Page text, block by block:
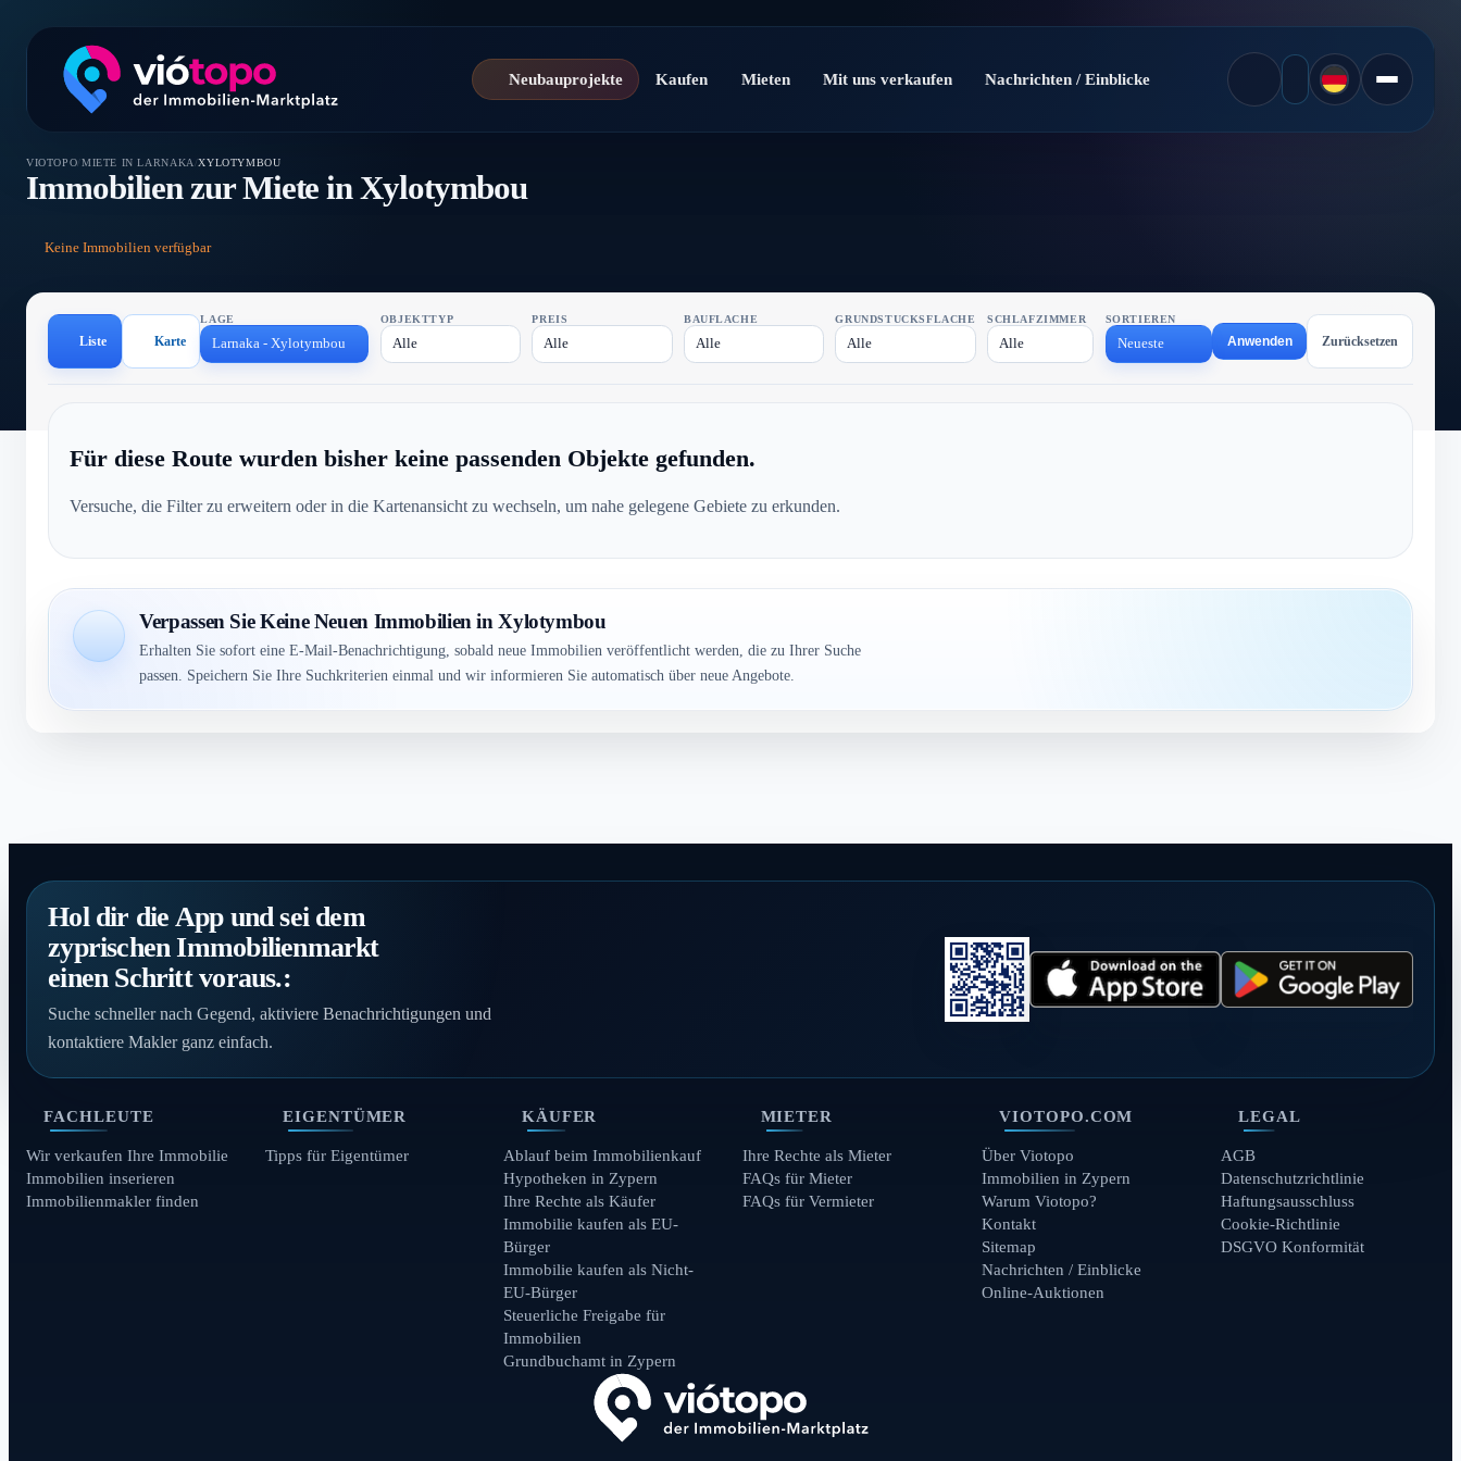
Neubauprojekte Kaufen Mieten Mit uns verkaufen Nachrichten / Einblicke
VIOTOPO/MIETE IN LARNAKA/XYLOTYMBOU
Immobilien zur Miete in Xylotymbou
Keine Immobilien verfügbar
Liste Karte
LAGE
Larnaka - Xylotymbou
OBJEKTTYP
Alle
PREIS
Alle
BAUFLÄCHE
Alle
GRUNDSTÜCKSFLÄCHE
Alle
SCHLAFZIMMER
Alle
SORTIEREN
Neueste Anwenden Zurücksetzen
Für diese Route wurden bisher keine passenden Objekte gefunden.
Versuche, die Filter zu erweitern oder in die Kartenansicht zu wechseln, um nahe gelegene Gebiete zu erkunden.
Verpassen Sie Keine Neuen Immobilien in Xylotymbou
Erhalten Sie sofort eine E-Mail-Benachrichtigung, sobald neue Immobilien veröffentlicht werden, die zu Ihrer Suche
passen. Speichern Sie Ihre Suchkriterien einmal und wir informieren Sie automatisch über neue Angebote.
Hol dir die App und sei dem
zyprischen Immobilienmarkt
einen Schritt voraus.:
Suche schneller nach Gegend, aktiviere Benachrichtigungen und
kontaktiere Makler ganz einfach.
FACHLEUTE
Wir verkaufen Ihre Immobilie
Immobilien inserieren
Immobilienmakler finden
EIGENTÜMER
Tipps für Eigentümer
KÄUFER
Ablauf beim Immobilienkauf
Hypotheken in Zypern
Ihre Rechte als Käufer
Immobilie kaufen als EU-
Bürger
Immobilie kaufen als Nicht-
EU-Bürger
Steuerliche Freigabe für
Immobilien
Grundbuchamt in Zypern
MIETER
Ihre Rechte als Mieter
FAQs für Mieter
FAQs für Vermieter
VIOTOPO.COM
Über Viotopo
Immobilien in Zypern
Warum Viotopo?
Kontakt
Sitemap
Nachrichten / Einblicke
Online-Auktionen
LEGAL
AGB
Datenschutzrichtlinie
Haftungsausschluss
Cookie-Richtlinie
DSGVO Konformität